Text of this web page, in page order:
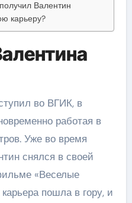
Валентин
карьеру?
во ВГИК, в
работая в
Уже во время
снялся в своей
«Веселые
пошла в гору, и